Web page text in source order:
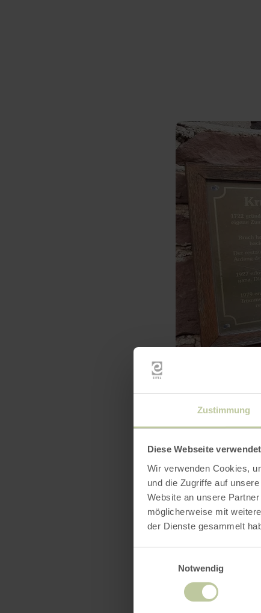
Zustimmung
Diese Webseite
Wir verwenden Cookies,
und die Zugriffe auf
Website an unsere
möglicherweise mit
der Dienste gesammelt
Notwendig